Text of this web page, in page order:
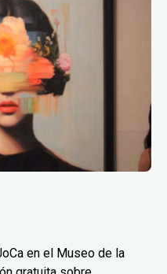
en el Museo de la